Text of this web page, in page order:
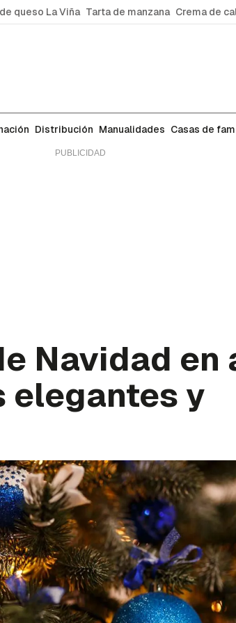
queso La Viña Tarta de manzana Crema de
Distribución Manualidades Casas de
Navidad en
elegantes y